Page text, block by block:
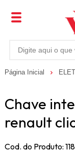
Página Inicial
Chave
renault
Cod. do Produto: